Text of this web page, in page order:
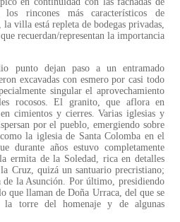
rincones más característicos de
villa está repleta de bodegas privadas,
recuerdan/representan la importancia
punto dejan paso a un entramado
excavadas con esmero por casi todo
singular el aprovechamiento
rocosos. El granito, que aflora en
cimientos y cierres. Varias iglesias y
por el pueblo, emergiendo sobre
la iglesia de Santa Colomba en el
durante años estuvo completamente
ermita de la Soledad, rica en detalles
Cruz, quizá un santuario precristiano;
de la Asunción. Por último, presidiendo
que llaman de Doña Urraca, del que se
la torre del homenaje y de algunas